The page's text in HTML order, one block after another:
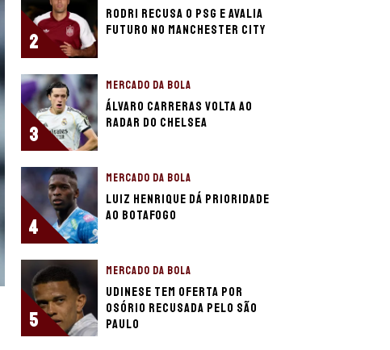
2
Rodri recusa o PSG e avalia
futuro no Manchester City
3
MERCADO DA BOLA
Álvaro Carreras volta ao
radar do Chelsea
4
MERCADO DA BOLA
Luiz Henrique dá prioridade
ao Botafogo
5
MERCADO DA BOLA
Udinese tem oferta por
Osório recusada pelo São
Paulo